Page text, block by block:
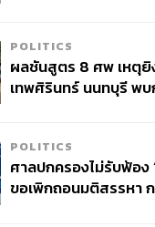
POLITICS
ผลชันสูตร 8 ศพ เหตุยิ
เทพศิรินทร์ นนทบุรี พบ
POLITICS
ศาลปกครองไม่รับฟ้อง
ขอเพิกถอนมติสรรหา